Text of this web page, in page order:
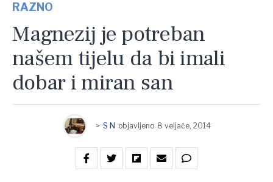
RAZNO
Magnezij je potreban
našem tijelu da bi imali
dobar i miran san
> S N objavljeno 8 veljače, 2014